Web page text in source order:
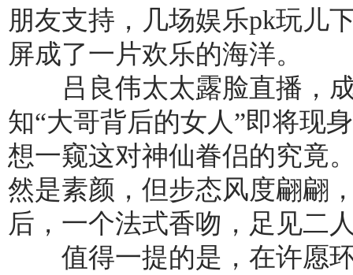
朋友支持，几场娱乐pk玩儿
屏成了一片欢乐的海洋。
吕良伟太太露脸直播，成
知“大哥背后的女人”即将现
想一窥这对神仙眷侣的究竟
然是素颜，但步态风度翩翩
后，一个法式香吻，足见二
值得一提的是，在许愿环